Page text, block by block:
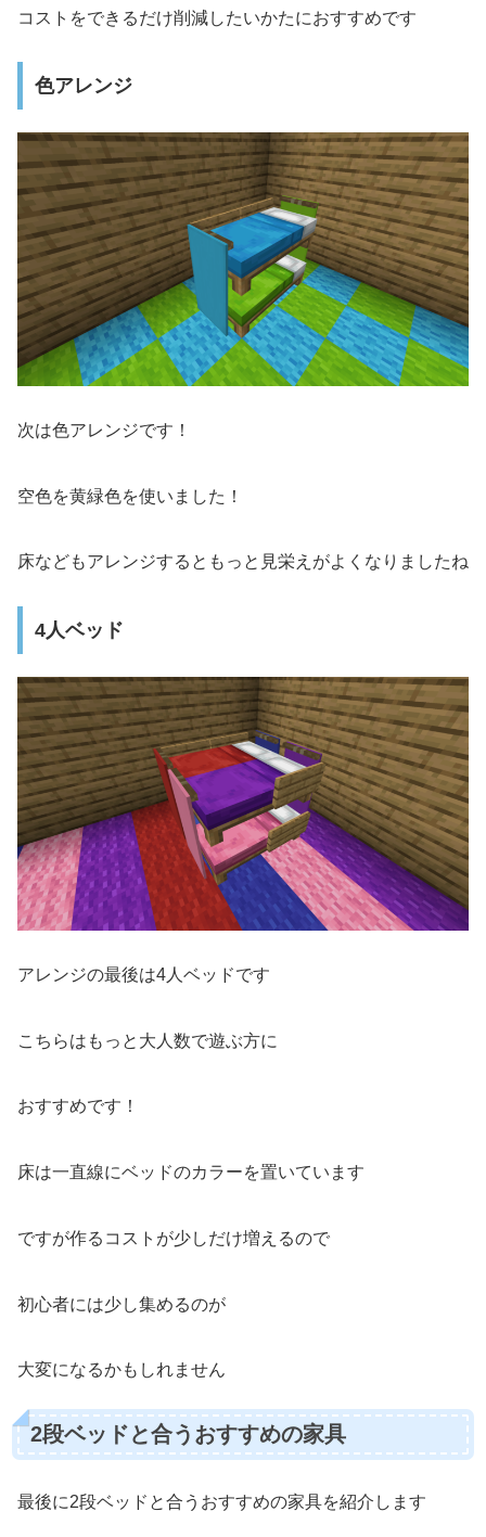
コストをできるだけ削減したいかたにおすすめです
色アレンジ
次は色アレンジです！
空色を黄緑色を使いました！
床などもアレンジするともっと見栄えがよくなりましたね
4人ベッド
アレンジの最後は4人ベッドです
こちらはもっと大人数で遊ぶ方に
おすすめです！
床は一直線にベッドのカラーを置いています
ですが作るコストが少しだけ増えるので
初心者には少し集めるのが
大変になるかもしれません
2段ベッドと合うおすすめの家具
最後に2段ベッドと合うおすすめの家具を紹介します